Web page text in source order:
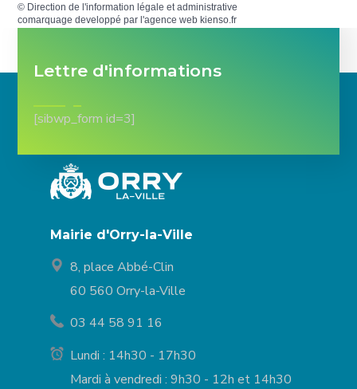
© Direction de l'information légale et administrative
comarquage developpé par l'agence web kienso.fr
Lettre d'informations
[sibwp_form id=3]
Mairie d'Orry-la-Ville
8, place Abbé-Clin
60 560 Orry-la-Ville
03 44 58 91 16
Lundi : 14h30 - 17h30
Mardi à vendredi : 9h30 - 12h et 14h30